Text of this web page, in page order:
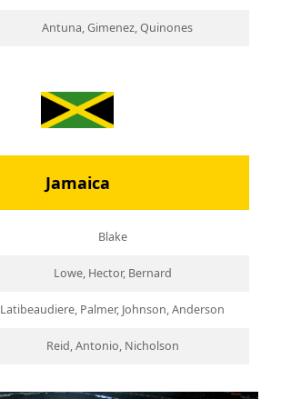
Antuna, Gimenez, Quinones
Jamaica
Blake
Lowe, Hector, Bernard
Latibeaudiere, Palmer, Johnson, Anderson
Reid, Antonio, Nicholson